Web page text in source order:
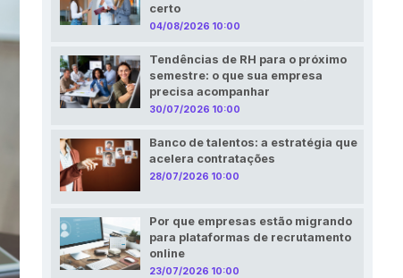
certo
04/08/2026 10:00
Tendências de RH para o próximo
semestre: o que sua empresa
precisa acompanhar
30/07/2026 10:00
Banco de talentos: a estratégia que
acelera contratações
28/07/2026 10:00
Por que empresas estão migrando
para plataformas de recrutamento
online
23/07/2026 10:00